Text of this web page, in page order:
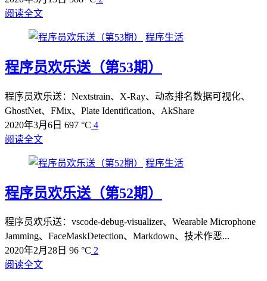
阅读全文
程序生活
程序员欢乐送（第53期）
程序员欢乐送：Nextstrain、X-Ray、动态排名数据可视化、
GhostNet、FMix、Plate Identification、AkShare
2020年3月6日 697 °C 4
阅读全文
程序生活
程序员欢乐送（第52期）
程序员欢乐送：vscode-debug-visualizer、Wearable Microphone
Jamming、FaceMaskDetection、Markdown、技术作恶...
2020年2月28日 96 °C 2
阅读全文